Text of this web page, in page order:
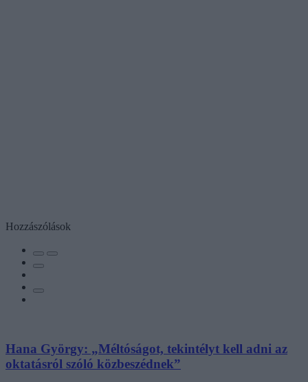
Hozzászólások
Hana György: „Méltóságot, tekintélyt kell adni az
oktatásról szóló közbeszédnek”